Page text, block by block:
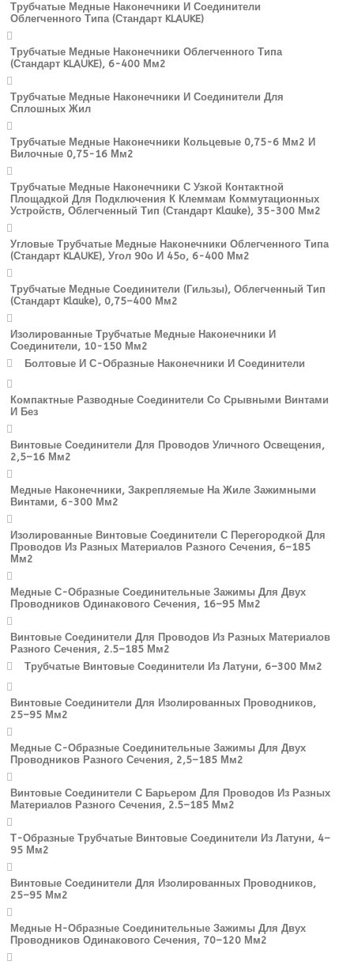
Трубчатые Медные Наконечники И Соединители
Облегченного Типа (стандарт KLAUKE)
Трубчатые Медные Наконечники Облегченного Типа
(стандарт KLAUKE), 6-400 Мм2
Трубчатые Медные Наконечники И Соединители Для
Сплошных Жил
Трубчатые Медные Наконечники Кольцевые 0,75-6 Мм2 И
Вилочные 0,75-16 Мм2
Трубчатые Медные Наконечники С Узкой Контактной
Площадкой Для Подключения К Клеммам Коммутационных
Устройств, Облегченный Тип (стандарт Klauke), 35-300 Мм2
Угловые Трубчатые Медные Наконечники Облегченного Типа
(стандарт KLAUKE), Угол 90о И 45о, 6-400 Мм2
Трубчатые Медные Соединители (гильзы), Облегченный Тип
(стандарт Klauke), 0,75–400 Мм2
Изолированные Трубчатые Медные Наконечники И
Соединители, 10-150 Мм2
Болтовые И С-Образные Наконечники И Соединители
Компактные Разводные Соединители Со Срывными Винтами
И Без
Винтовые Соединители Для Проводов Уличного Освещения,
2,5–16 Мм2
Медные Наконечники, Закрепляемые На Жиле Зажимными
Винтами, 6-300 Мм2
Изолированные Винтовые Соединители С Перегородкой Для
Проводов Из Разных Материалов Разного Сечения, 6–185
Мм2
Медные С-Образные Соединительные Зажимы Для Двух
Проводников Одинакового Сечения, 16–95 Мм2
Винтовые Соединители Для Проводов Из Разных Материалов
Разного Сечения, 2.5–185 Мм2
Трубчатые Винтовые Соединители Из Латуни, 6–300 Мм2
Винтовые Соединители Для Изолированных Проводников,
25–95 Мм2
Медные С-Образные Соединительные Зажимы Для Двух
Проводников Разного Сечения, 2,5–185 Мм2
Винтовые Соединители С Барьером Для Проводов Из Разных
Материалов Разного Сечения, 2.5–185 Мм2
Т-Образные Трубчатые Винтовые Соединители Из Латуни, 4–
95 Мм2
Винтовые Соединители Для Изолированных Проводников,
25–95 Мм2
Медные Н-Образные Соединительные Зажимы Для Двух
Проводников Одинакового Сечения, 70–120 Мм2